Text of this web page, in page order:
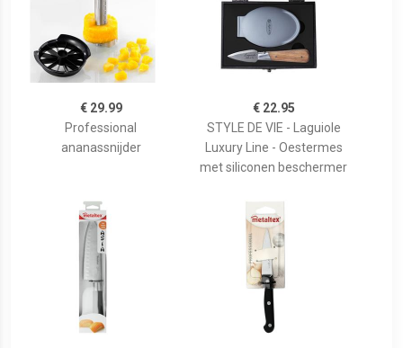
€ 29.99
Professional
ananassnijder
€ 22.95
STYLE DE VIE - Laguiole
Luxury Line - Oestermes
met siliconen beschermer